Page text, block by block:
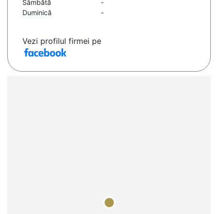
Sâmbătă
-
Duminică
-
Vezi profilul firmei pe